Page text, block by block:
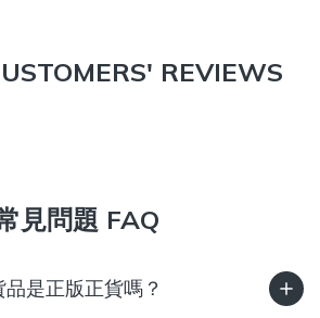
REVIEWS
見問題 FAQ
是正版正貨嗎？